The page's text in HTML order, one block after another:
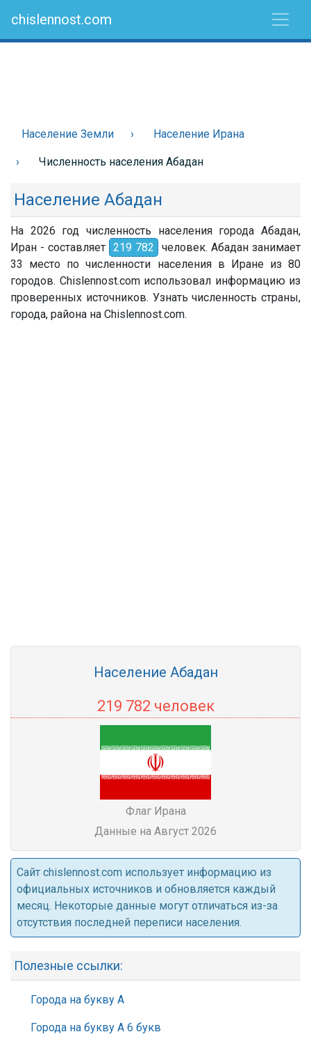
chislennost.com
Население Земли Население Ирана
Численность населения Абадан
Население Абадан
На 2026 год численность населения города Абадан,
Иран - составляет 219 782
человек. Абадан занимает
33 место по численности населения в Иране из 80
городов. Chislennost.com использовал информацию из
проверенных источников. Узнать численность страны,
города, района на Chislennost.com.
Население Абадан
219 782 человек
Флаг Ирана
Данные на Август 2026
Cайт chislennost.com использует информацию из
официальных источников и обновляется каждый
месяц. Некоторые данные могут отличаться из-за
отсутствия последней переписи населения.
Полезные ссылки:
Города на букву А
Города на букву А 6 букв